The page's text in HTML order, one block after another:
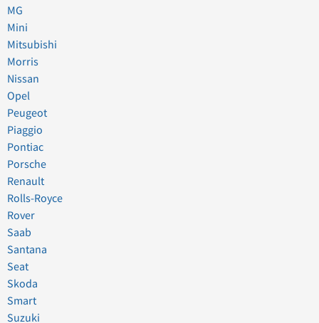
MG
Mini
Mitsubishi
Morris
Nissan
Opel
Peugeot
Piaggio
Pontiac
Porsche
Renault
Rolls-Royce
Rover
Saab
Santana
Seat
Skoda
Smart
Suzuki